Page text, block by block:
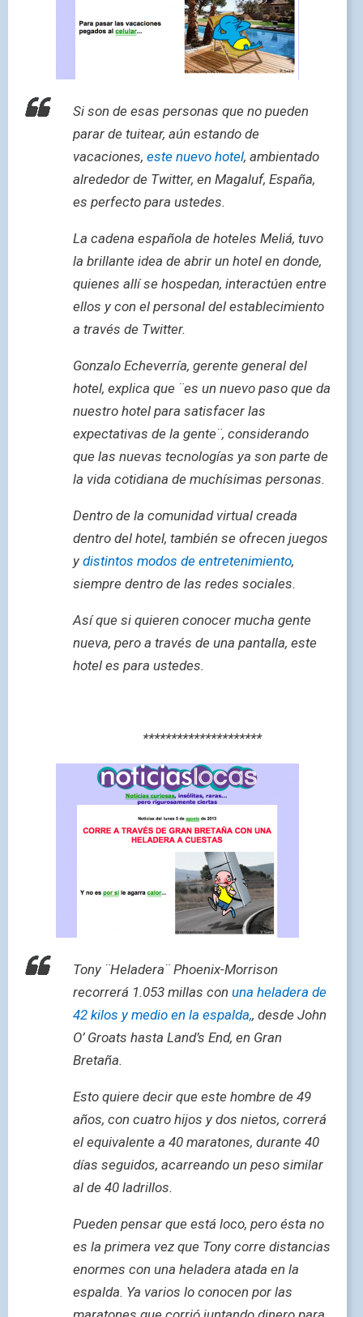
Si son de esas personas que no pueden
parar de tuitear, aún estando de
vacaciones, este nuevo hotel, ambientado
alrededor de Twitter, en Magaluf, España,
es perfecto para ustedes.
La cadena española de hoteles Meliá, tuvo
la brillante idea de abrir un hotel en donde,
quienes allí se hospedan, interactúen entre
ellos y con el personal del establecimiento
a través de Twitter.
Gonzalo Echeverría, gerente general del
hotel, explica que ¨es un nuevo paso que da
nuestro hotel para satisfacer las
expectativas de la gente¨, considerando
que las nuevas tecnologías ya son parte de
la vida cotidiana de muchísimas personas.
Dentro de la comunidad virtual creada
dentro del hotel, también se ofrecen juegos
y distintos modos de entretenimiento,
siempre dentro de las redes sociales.
Así que si quieren conocer mucha gente
nueva, pero a través de una pantalla, este
hotel es para ustedes.
*********************
Tony ¨Heladera¨ Phoenix-Morrison
recorrerá 1.053 millas con una heladera de
42 kilos y medio en la espalda,, desde John
O’ Groats hasta Land’s End, en Gran
Bretaña.
Esto quiere decir que este hombre de 49
años, con cuatro hijos y dos nietos, correrá
el equivalente a 40 maratones, durante 40
días seguidos, acarreando un peso similar
al de 40 ladrillos.
Pueden pensar que está loco, pero ésta no
es la primera vez que Tony corre distancias
enormes con una heladera atada en la
espalda. Ya varios lo conocen por las